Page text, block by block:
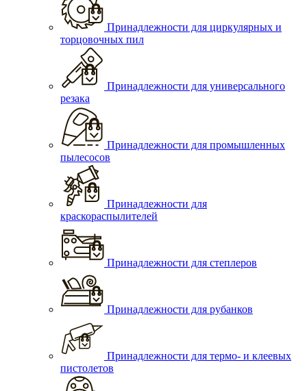
Принадлежности для циркулярных и
торцовочных пил
Принадлежности для универсального
резака
Принадлежности для промышленных
пылесосов
Принадлежности для
краскораспылителей
Принадлежности для степлеров
Принадлежности для рубанков
Принадлежности для термо- и клеевых
пистолетов